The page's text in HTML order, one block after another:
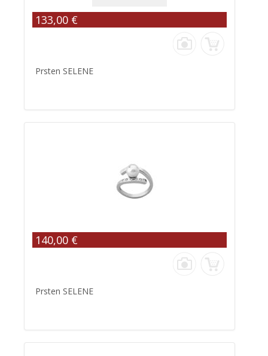
133,00 €
Prsten SELENE
140,00 €
Prsten SELENE